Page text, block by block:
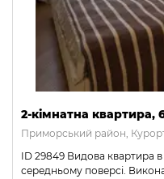
2-кімнатна квартира,
Приморський район,
ID 29849 Видова квартира в
середньому поверсі.